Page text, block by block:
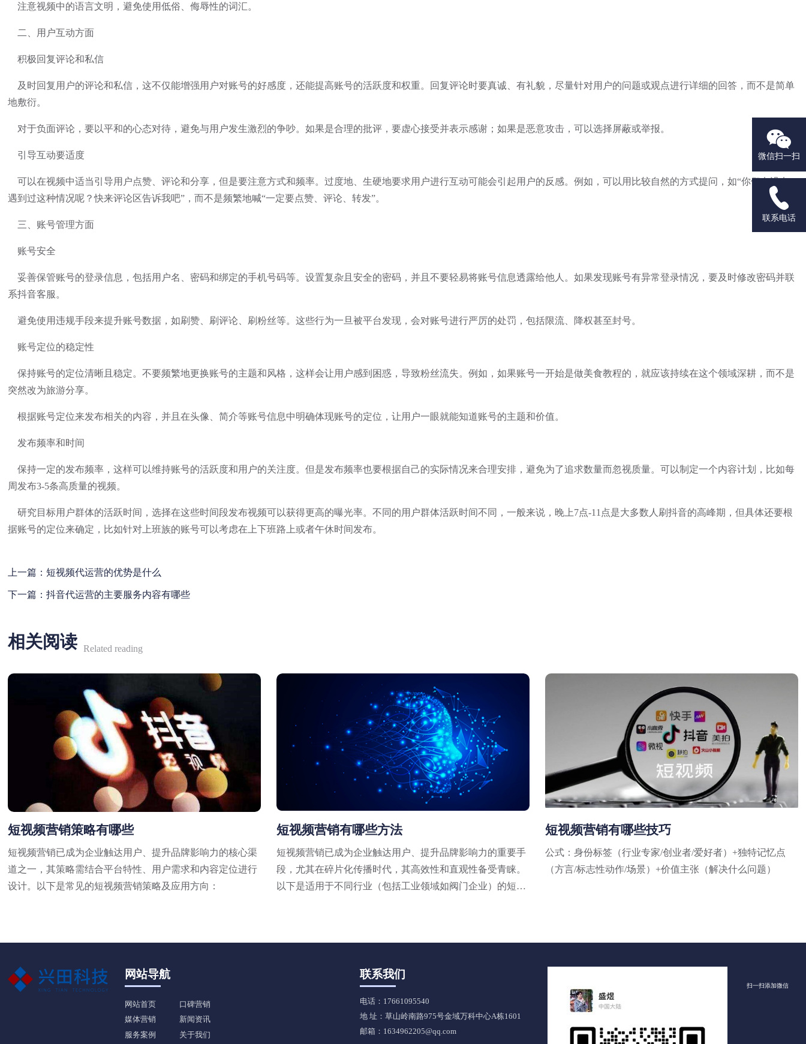
注意视频中的语言文明，避免使用低俗、侮辱性的词汇。
二、用户互动方面
积极回复评论和私信
及时回复用户的评论和私信，这不仅能增强用户对账号的好感度，还能提高账号的活跃度和权重。回复评论时要真诚、有礼貌，尽量针对用户的问题或观点进行详细的回答，而不是简单
地敷衍。
对于负面评论，要以平和的心态对待，避免与用户发生激烈的争吵。如果是合理的批评，要虚心接受并表示感谢；如果是恶意攻击，可以选择屏蔽或举报。
引导互动要适度
可以在视频中适当引导用户点赞、评论和分享，但是要注意方式和频率。过度地、生硬地要求用户进行互动可能会引起用户的反感。例如，可以用比较自然的方式提问，如“你们有没有
遇到过这种情况呢？快来评论区告诉我吧”，而不是频繁地喊“一定要点赞、评论、转发”。
三、账号管理方面
账号安全
妥善保管账号的登录信息，包括用户名、密码和绑定的手机号码等。设置复杂且安全的密码，并且不要轻易将账号信息透露给他人。如果发现账号有异常登录情况，要及时修改密码并联
系抖音客服。
避免使用违规手段来提升账号数据，如刷赞、刷评论、刷粉丝等。这些行为一旦被平台发现，会对账号进行严厉的处罚，包括限流、降权甚至封号。
账号定位的稳定性
保持账号的定位清晰且稳定。不要频繁地更换账号的主题和风格，这样会让用户感到困惑，导致粉丝流失。例如，如果账号一开始是做美食教程的，就应该持续在这个领域深耕，而不是
突然改为旅游分享。
根据账号定位来发布相关的内容，并且在头像、简介等账号信息中明确体现账号的定位，让用户一眼就能知道账号的主题和价值。
发布频率和时间
保持一定的发布频率，这样可以维持账号的活跃度和用户的关注度。但是发布频率也要根据自己的实际情况来合理安排，避免为了追求数量而忽视质量。可以制定一个内容计划，比如每
周发布3-5条高质量的视频。
研究目标用户群体的活跃时间，选择在这些时间段发布视频可以获得更高的曝光率。不同的用户群体活跃时间不同，一般来说，晚上7点-11点是大多数人刷抖音的高峰期，但具体还要根
据账号的定位来确定，比如针对上班族的账号可以考虑在上下班路上或者午休时间发布。
上一篇：短视频代运营的优势是什么
下一篇：抖音代运营的主要服务内容有哪些
相关阅读 Related reading
短视频营销策略有哪些
短视频营销已成为企业触达用户、提升品牌影响力的核心渠
道之一，其策略需结合平台特性、用户需求和内容定位进行
设计。以下是常见的短视频营销策略及应用方向：
短视频营销有哪些方法
短视频营销已成为企业触达用户、提升品牌影响力的重要手
段，尤其在碎片化传播时代，其高效性和直观性备受青睐。
以下是适用于不同行业（包括工业领域如阀门企业）的短视
短视频营销有哪些技巧
公式：身份标签（行业专家/创业者/爱好者）+独特记忆点
（方言/标志性动作/场景）+价值主张（解决什么问题）
网站导航
网站首页
口碑营销
媒体营销
新闻资讯
服务案例
关于我们
联系我们
电话：17661095540
地 址：草山岭南路975号金域万科中心A栋1601
邮箱：1634962205@qq.com
扫一扫添加微信

微信扫一扫

联系电话